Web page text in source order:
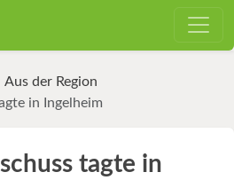
Aus der Region
in Ingelheim
tagte in